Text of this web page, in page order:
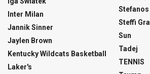
Inter Milan
Jannik Sinner
Jaylen Brown
Kentucky Wildcats Basketball
Laker's
Steffi
Sun
Tadej
TENNIS